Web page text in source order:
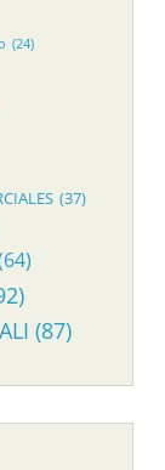
(24)
(37)
(87)